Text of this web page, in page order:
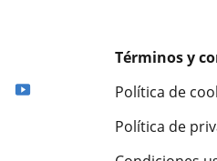
Términos y
Política de
Política de